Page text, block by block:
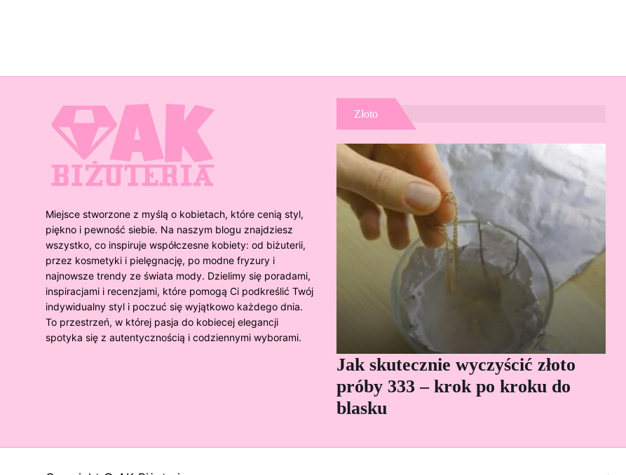
Miejsce stworzone z myślą o kobietach, które cenią styl,
piękno i pewność siebie. Na naszym blogu znajdziesz
wszystko, co inspiruje współczesne kobiety: od biżuterii,
przez kosmetyki i pielęgnację, po modne fryzury i
najnowsze trendy ze świata mody. Dzielimy się poradami,
inspiracjami i recenzjami, które pomogą Ci podkreślić Twój
indywidualny styl i poczuć się wyjątkowo każdego dnia.
To przestrzeń, w której pasja do kobiecej elegancji
spotyka się z autentycznością i codziennymi wyborami.
Złoto
Jak skutecznie wyczyścić złoto
próby 333 – krok po kroku do
blasku